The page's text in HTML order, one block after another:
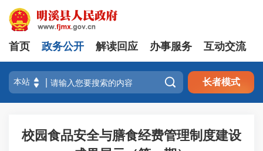
首页 政务公开 解读回应 办事服务 互动交流
 长者模式
校园食品安全与膳食经费管理制度建设